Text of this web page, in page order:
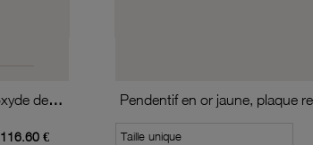
Boucles d'oreilles en or jaune, oxyde de zirconium (moyen modèle).
116.60 € Taille unique